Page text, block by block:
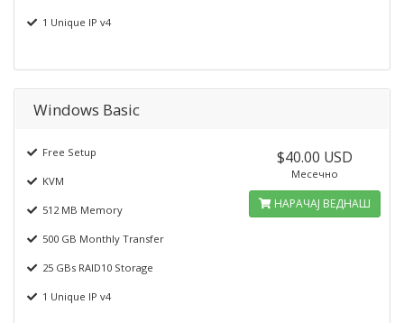
1 Unique IP v4
Windows Basic
Free Setup
KVM
512 MB Memory
500 GB Monthly Transfer
25 GBs RAID10 Storage
1 Unique IP v4
$40.00 USD
Месечно
НАРАЧАЈ ВЕДНАШ